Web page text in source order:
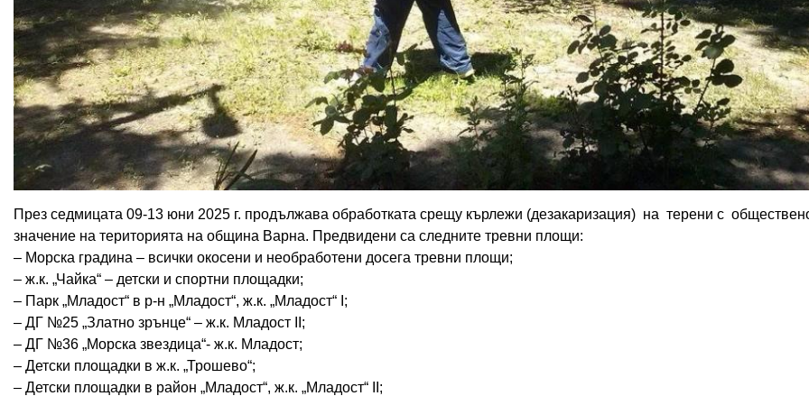
През седмицата 09-13 юни 2025 г. продължава обработката срещу кърлежи (дезакаризация) на терени с
значение на територията на община Варна. Предвидени са следните тревни площи:
– Морска градина – всички окосени и необработени досега тревни площи;
– ж.к. „Чайка“ – детски и спортни площадки;
– Парк „Младост“ в р-н „Младост“, ж.к. „Младост“ I;
– ДГ №25 „Златно зрънце“ – ж.к. Младост II;
– ДГ №36 „Морска звездица“- ж.к. Младост;
– Детски площадки в ж.к. „Трошево“;
– Детски площадки в район „Младост“, ж.к. „Младост“ II;